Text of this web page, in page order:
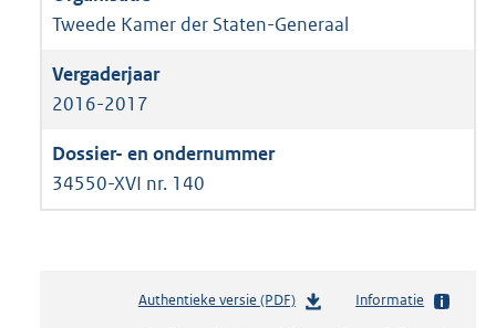
Tweede Kamer der Staten-Generaal
2016-2017
34550-XVI nr. 140
Authentieke versie (PDF)b
Informatie